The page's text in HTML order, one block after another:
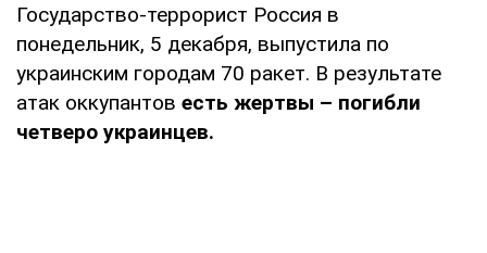
Государство-террорист Россия в
понедельник, 5 декабря, выпустила по
украинским городам 70 ракет. В результате
атак оккупантов есть жертвы – погибли
четверо украинцев.